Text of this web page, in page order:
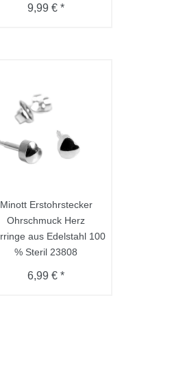
9,99 € *
Minott Erstohrstecker
Ohrschmuck Herz
aus Edelstahl 100
% Steril 23808
6,99 € *